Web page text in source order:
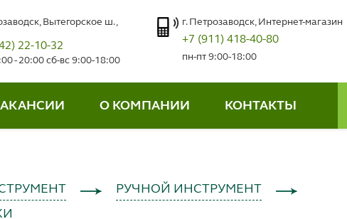
Вытегорское ш.,
22-10-32
- 20:00 сб-вс 9:00-18:00
г. Петрозаводск, Интернет-магазин
+7 (911) 418-40-80
пн-пт 9:00-18:00
О КОМПАНИИ КОНТАКТЫ
РУЧНОЙ ИНСТРУМЕНТ